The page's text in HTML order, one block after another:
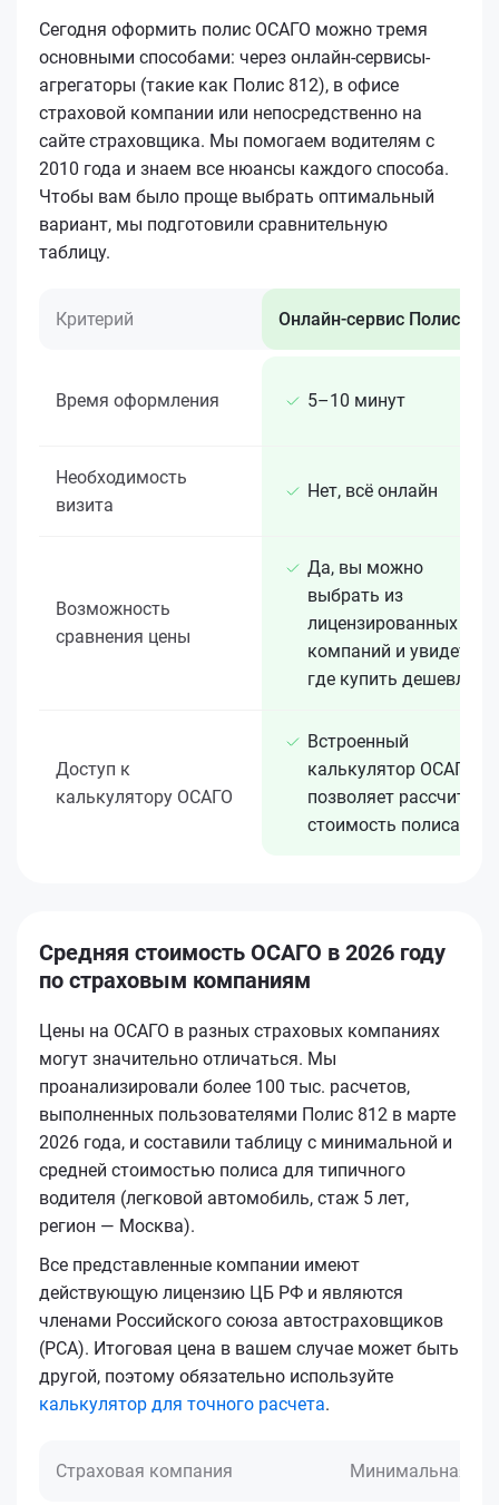
Сегодня оформить полис ОСАГО можно тремя
основными способами: через онлайн-сервисы-
агрегаторы (такие как Полис 812), в офисе
страховой компании или непосредственно на
сайте страховщика. Мы помогаем водителям с
2010 года и знаем все нюансы каждого способа.
Чтобы вам было проще выбрать оптимальный
вариант, мы подготовили сравнительную
таблицу.
Критерий Онлайн-сервис Полис 812
Время оформления 5–10 минут
Необходимость
визита
Нет, всё онлайн
Возможность
сравнения цены
Да, вы можно
выбрать из
лицензированных 15+
компаний и увидеть,
где купить дешевле
Доступ к
калькулятору ОСАГО
Встроенный
калькулятор ОСАГО
позволяет рассчитать
стоимость полиса
Средняя стоимость ОСАГО в 2026 году
по страховым компаниям
Цены на ОСАГО в разных страховых компаниях
могут значительно отличаться. Мы
проанализировали более 100 тыс. расчетов,
выполненных пользователями Полис 812 в марте
2026 года, и составили таблицу с минимальной и
средней стоимостью полиса для типичного
водителя (легковой автомобиль, стаж 5 лет,
регион — Москва).
Все представленные компании имеют
действующую лицензию ЦБ РФ и являются
членами Российского союза автостраховщиков
(РСА). Итоговая цена в вашем случае может быть
другой, поэтому обязательно используйте
калькулятор для точного расчета.
Страховая компания Минимальная